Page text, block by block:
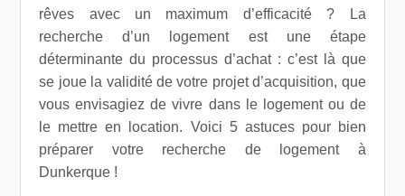
rêves avec un maximum d’efficacité ? La
recherche d’un logement est une étape
déterminante du processus d’achat : c’est là que
se joue la validité de votre projet d’acquisition, que
vous envisagiez de vivre dans le logement ou de
le mettre en location. Voici 5 astuces pour bien
préparer votre recherche de logement à
Dunkerque !